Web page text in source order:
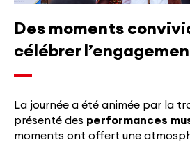
Des moments
célébrer
La journée a été animée par la
présenté des performances
moments ont offert une